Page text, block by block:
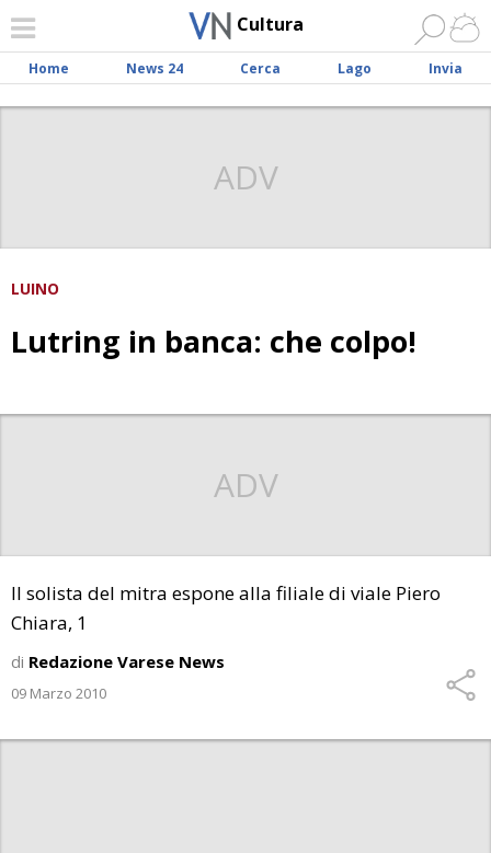
Cultura
Home News 24 Cerca Lago Invia
ADV
LUINO
Lutring in banca: che colpo!
ADV
Il solista del mitra espone alla filiale di viale Piero
Chiara, 1
di Redazione Varese News
09 Marzo 2010